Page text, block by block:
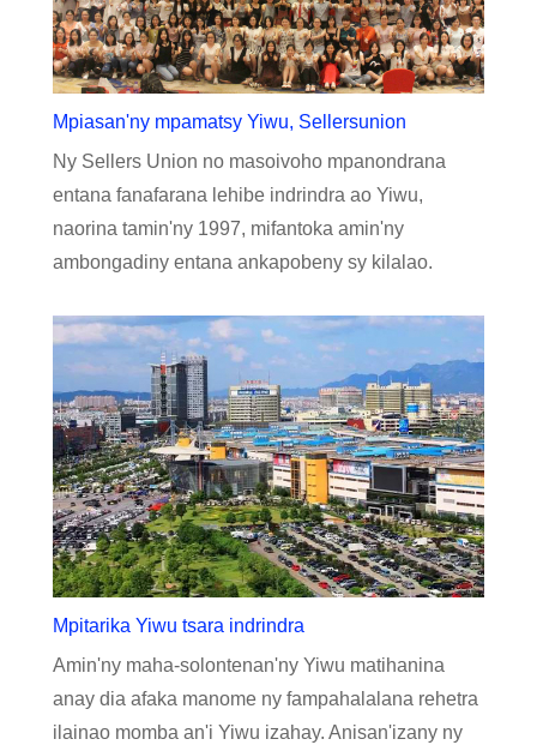
Mpiasan'ny mpamatsy Yiwu, Sellersunion
Ny Sellers Union no masoivoho mpanondrana
entana fanafarana lehibe indrindra ao Yiwu,
naorina tamin'ny 1997, mifantoka amin'ny
ambongadiny entana ankapobeny sy kilalao.
Mpitarika Yiwu tsara indrindra
Amin'ny maha-solontenan'ny Yiwu matihanina
anay dia afaka manome ny fampahalalana rehetra
ilainao momba an'i Yiwu izahay. Anisan'izany ny